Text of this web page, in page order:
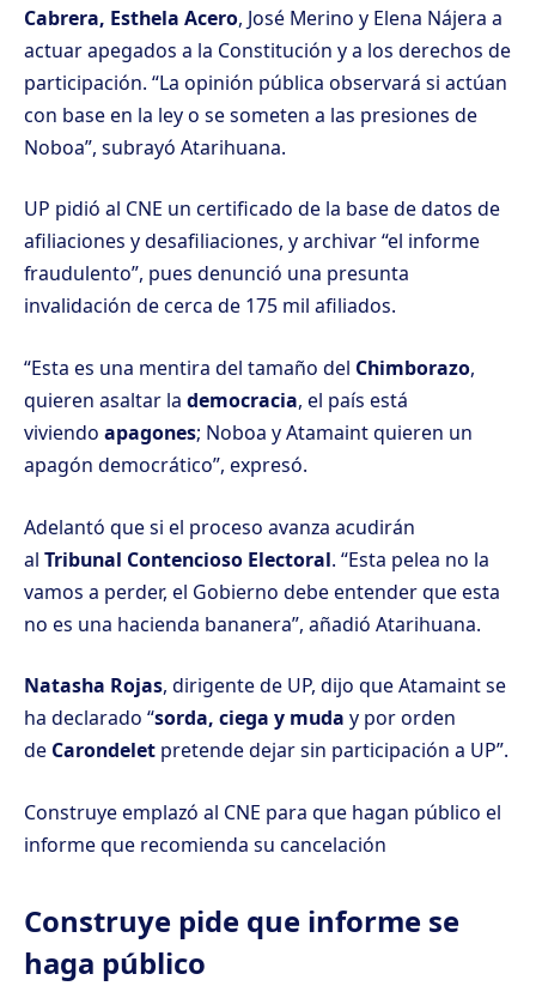
Cabrera, Esthela Acero, José Merino y Elena Nájera a
actuar apegados a la Constitución y a los derechos de
participación. “La opinión pública observará si actúan
con base en la ley o se someten a las presiones de
Noboa”, subrayó Atarihuana.
UP pidió al CNE un certificado de la base de datos de
afiliaciones y desafiliaciones, y archivar “el informe
fraudulento”, pues denunció una presunta
invalidación de cerca de 175 mil afiliados.
“Esta es una mentira del tamaño del Chimborazo,
quieren asaltar la democracia, el país está
viviendo apagones; Noboa y Atamaint quieren un
apagón democrático”, expresó.
Adelantó que si el proceso avanza acudirán
al Tribunal Contencioso Electoral. “Esta pelea no la
vamos a perder, el Gobierno debe entender que esta
no es una hacienda bananera”, añadió Atarihuana.
Natasha Rojas, dirigente de UP, dijo que Atamaint se
ha declarado “sorda, ciega y muda y por orden
de Carondelet pretende dejar sin participación a UP”.
Construye emplazó al CNE para que hagan público el
informe que recomienda su cancelación
Construye pide que informe se
haga público